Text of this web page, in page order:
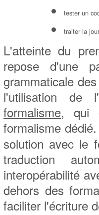
tester un
traiter la
L'atteinte du
repose d'une
grammaticale
l'utilisation de
formalisme, qui
formalisme
solution avec le
traduction
interopérabilité
dehors des
faciliter l'écriture